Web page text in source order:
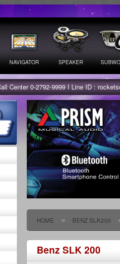
NAVIGATOR SPEAKER
Center 0-2792-9999 I Line ID :
HOME » BENZ SLK200
Benz SLK 200